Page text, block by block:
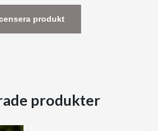
produkt
produkter